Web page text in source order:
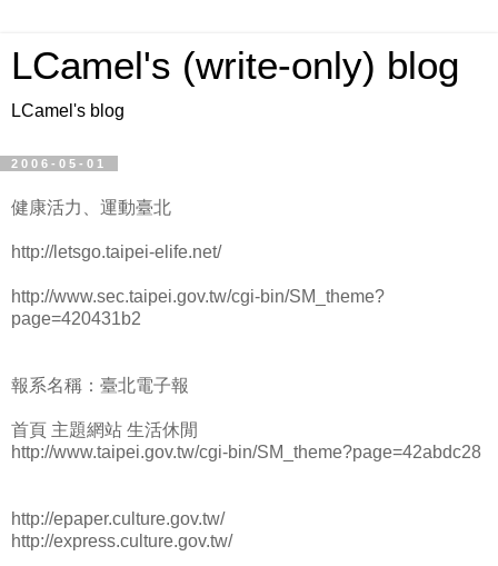
LCamel's (write-only) blog
LCamel's blog
2006-05-01
健康活力、運動臺北
http://letsgo.taipei-elife.net/
http://www.sec.taipei.gov.tw/cgi-bin/SM_theme?
page=420431b2
報系名稱：臺北電子報
首頁 主題網站 生活休閒
http://www.taipei.gov.tw/cgi-bin/SM_theme?page=42abdc28
http://epaper.culture.gov.tw/
http://express.culture.gov.tw/